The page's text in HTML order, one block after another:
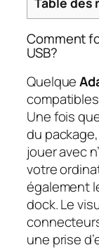
Comment
USB?
Quelque
Une fois
du
jouer avec
votre
également
dock. Le
une prise